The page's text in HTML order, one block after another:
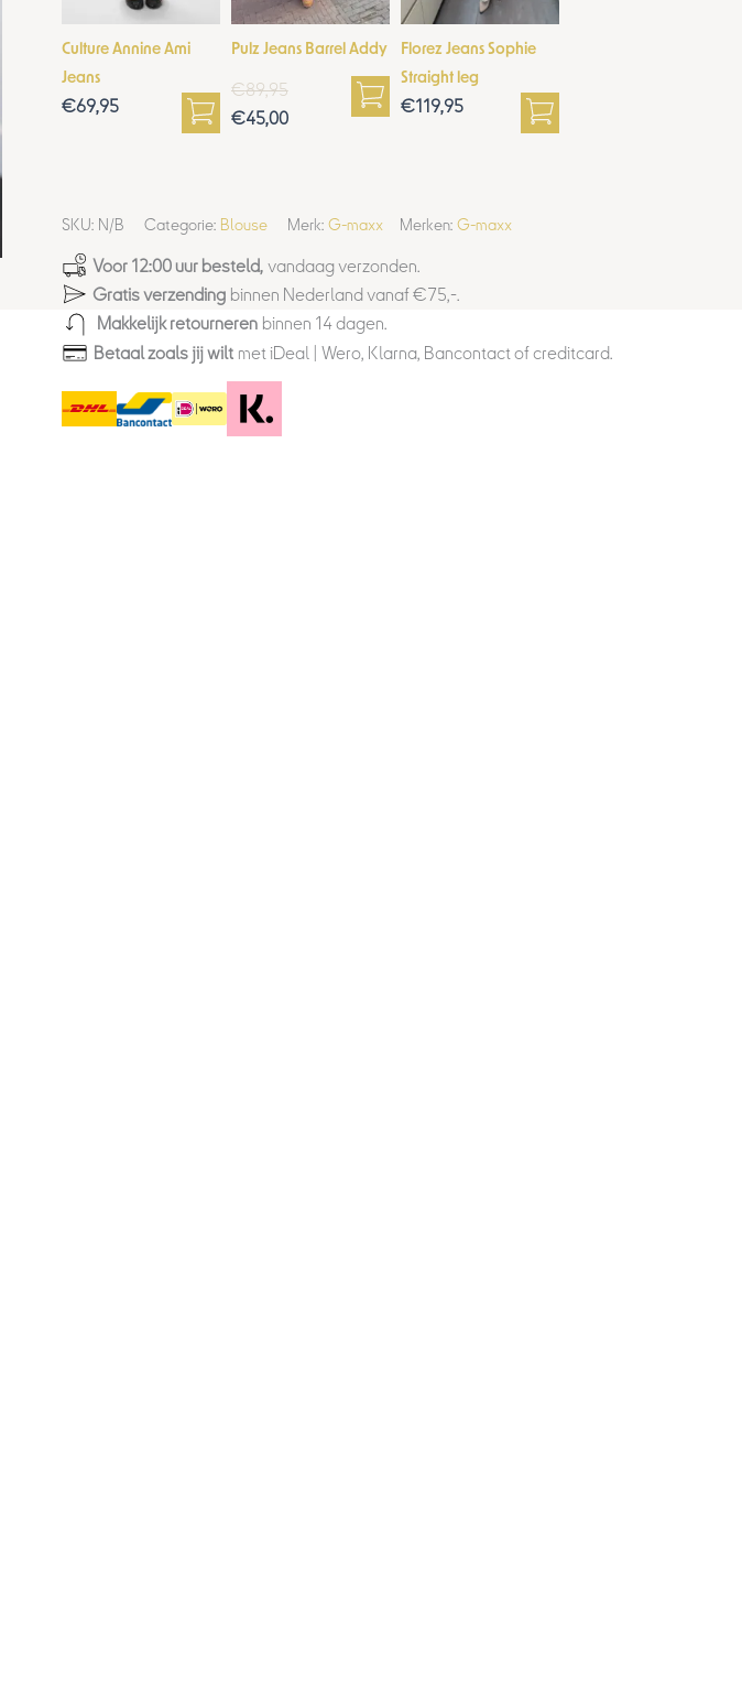
Culture Annine Ami
Jeans
€69,95
Pulz Jeans Barrel Addy
€89,95
€45,00
Florez Jeans Sophie
Straight leg
€119,95
SKU: N/B Categorie: Blouse Merk: G-maxx Merken: G-maxx
Voor 12:00 uur besteld, vandaag verzonden.
Gratis verzending binnen Nederland vanaf €75,-.
Makkelijk retourneren binnen 14 dagen.
Betaal zoals jij wilt met iDeal | Wero, Klarna, Bancontact of creditcard.